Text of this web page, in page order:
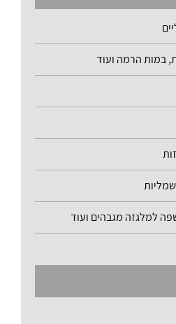
במות הרמה ועוד
למלגזה מגבהים ועוד